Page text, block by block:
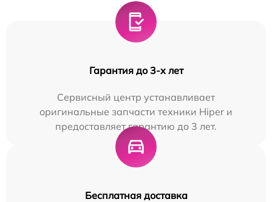
Гарантия до 3-х лет
Сервисный центр устанавливает
оригинальные запчасти техники Hiper и
предоставляет гарантию до 3 лет.
Бесплатная доставка